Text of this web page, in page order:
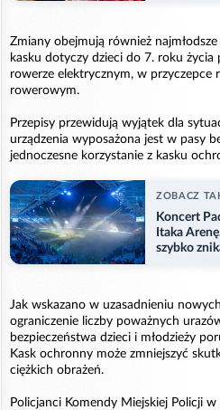
Zmiany obejmują również
kasku dotyczy dzieci do 7. roku życia
rowerze elektrycznym, w przyczepce
rowerowym.
Przepisy przewidują wyjątek dla
urządzenia wyposażona jest w pasy
jednoczesne korzystanie z kasku
ZOBACZ
Koncert
Itaka
szybko
Jak wskazano w uzasadnieniu
ograniczenie liczby poważnych
bezpieczeństwa dzieci i młodzieży
Kask ochronny może zmniejszyć
ciężkich obrażeń.
Policjanci Komendy Miejskiej Policji